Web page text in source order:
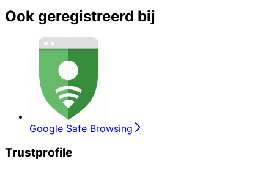
Ook geregistreerd bij
Google Safe Browsing
Trustprofile